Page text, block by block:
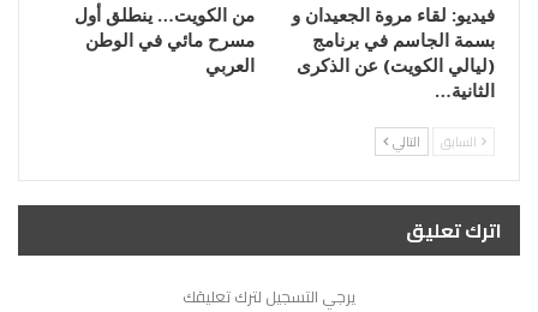
فيديو: لقاء مروة الجعيدان و
بسمة الجاسم في برنامج
(ليالي الكويت) عن الذكرى
الثانية…
من الكويت… ينطلق أول
مسرح مائي في الوطن
العربي
السابق التالي
اترك تعليق
يرجي التسجيل لترك تعليقك